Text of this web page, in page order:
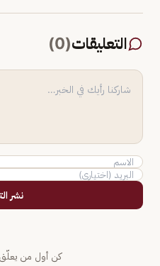
التعليقات(
0
)
نشر
كن أول من يعلّق